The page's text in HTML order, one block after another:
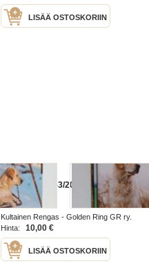
LISÄÄ OSTOSKORIIN
Golden Ring 1-3/2022
Kultainen Rengas - Golden Ring GR ry.
2022
Hinta: 10,00 €
LISÄÄ OSTOSKORIIN